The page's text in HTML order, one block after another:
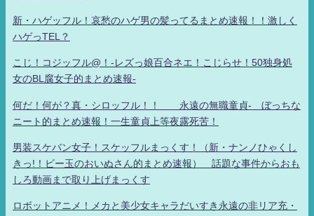
新・ハゲッフル！哀愁のハゲ男の髪ってるまとめ速報！！激しく
ハゲっTEL？
こじ！コジッフル@！-レズっ娘百合ネエ！こじらせ！50独身処
女のBL腐女子的まとめ速報-
何だ！何が？真・シロッフル！！ 永遠の無職童貞- ぼっちな
ニート的まとめ速報！一生童貞上等夜露死苦！
男装スケバン女子！スケッフルまっくす！（新・ナンノひゃくし
きっ!！ビー玉のおいぬさん的まとめ速報） 話題な事件からおも
しろ動画まで取り上げまっくす
ロボットアニメ！メカと美少女キャラだいすき永遠の非リア充・